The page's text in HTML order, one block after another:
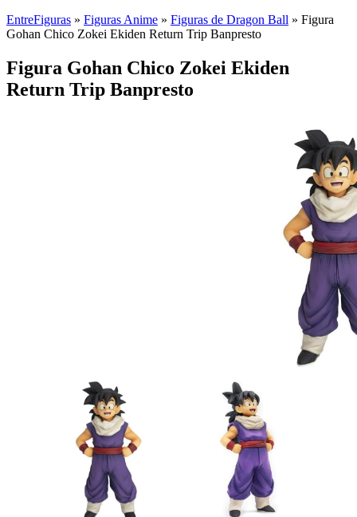
EntreFiguras » Figuras Anime » Figuras de Dragon Ball » Figura
Gohan Chico Zokei Ekiden Return Trip Banpresto
Figura Gohan Chico Zokei Ekiden
Return Trip Banpresto